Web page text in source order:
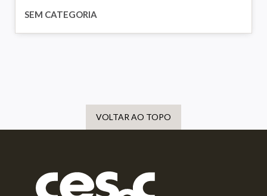
SEM CATEGORIA
VOLTAR AO TOPO